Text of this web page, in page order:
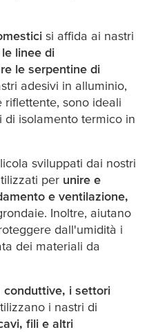
si affida ai nastri
linee di
le serpentine di
adesivi in alluminio,
sono ideali
isolamento termico in
sviluppati dai nostri
per unire e
e ventilazione,
Inoltre, aiutano
dall'umidità i
dei materiali da
conduttive, i settori
i nastri di
fili e altri